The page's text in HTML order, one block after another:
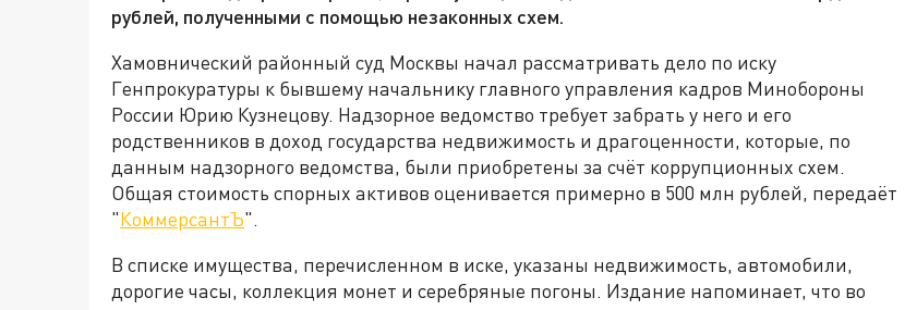
рублей, полученными с помощью незаконных схем.
Хамовнический районный суд Москвы начал рассматривать дело по иску
Генпрокуратуры к бывшему начальнику главного управления кадров Минобороны
России Юрию Кузнецову. Надзорное ведомство требует забрать у него и его
родственников в доход государства недвижимость и драгоценности, которые, по
данным надзорного ведомства, были приобретены за счёт коррупционных схем.
Общая стоимость спорных активов оценивается примерно в 500 млн рублей, передаёт
"КоммерсантЪ".
В списке имущества, перечисленном в иске, указаны недвижимость, автомобили,
дорогие часы, коллекция монет и серебряные погоны. Издание напоминает, что во